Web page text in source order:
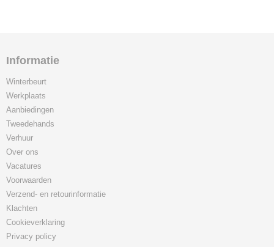
Informatie
Winterbeurt
Werkplaats
Aanbiedingen
Tweedehands
Verhuur
Over ons
Vacatures
Voorwaarden
Verzend- en retourinformatie
Klachten
Cookieverklaring
Privacy policy